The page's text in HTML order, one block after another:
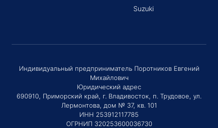
Suzuki
Индивидуальный предприниматель Поротников Евгений
Михайлович
Юридический адрес
690910, Приморский край, г. Владивосток, п. Трудовое, ул.
Лермонтова, дом № 37, кв. 101
ИНН 253912117785
ОГРНИП 320253600036730